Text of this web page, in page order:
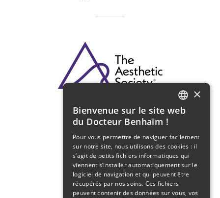
FRENCH
×
Bienvenue sur le site web
du Docteur Benhaïm !
Pour vous permettre de naviguer facilement
sur notre site, nous utilisons des cookies : il
s’agit de petits fichiers informatiques qui
viennent s’installer automatiquement sur le
logiciel de navigation et qui peuvent être
récupérés par nos soins. Ces fichiers
peuvent contenir des données sur vous, vos